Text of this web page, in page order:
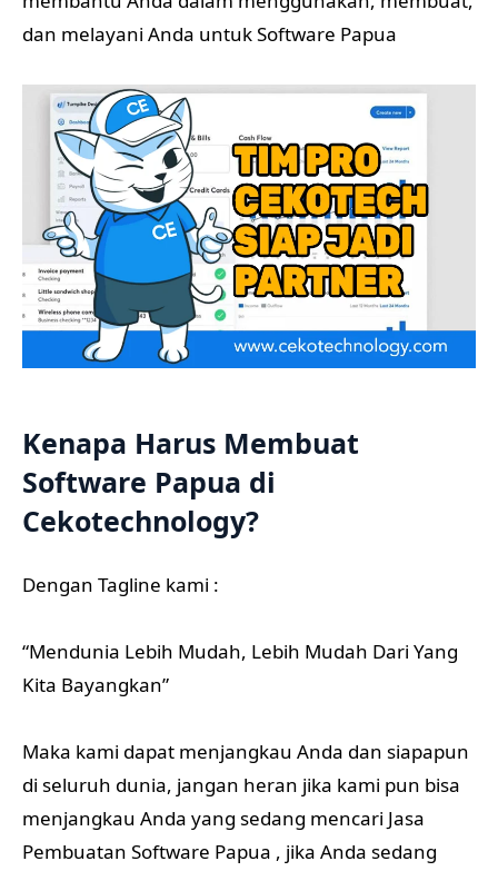
dan melayani Anda untuk Software Papua
Kenapa Harus Membuat
Software Papua di
Cekotechnology?
Dengan Tagline kami :
“Mendunia Lebih Mudah, Lebih Mudah Dari Yang
Kita Bayangkan”
Maka kami dapat menjangkau Anda dan siapapun
di seluruh dunia, jangan heran jika kami pun bisa
menjangkau Anda yang sedang mencari Jasa
Pembuatan Software Papua , jika Anda sedang